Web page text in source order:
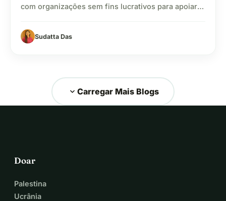
com organizações sem fins lucrativos para apoiar
os negócios a fortalecer a sua marca e a fidelizar
clientes. Normalmente, a parceria envolve o apoio a
Sudatta Das
expand_more Carregar Mais Blogs
Doar
Palestina
Ucrânia